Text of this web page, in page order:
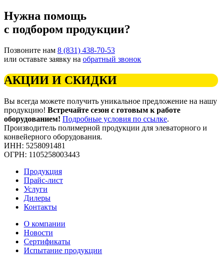
Нужна помощь
с подбором продукции?
Позвоните нам 8 (831) 438-70-53
или оставьте заявку на обратный звонок
АКЦИИ И СКИДКИ
Вы всегда можете получить уникальное предложение на нашу
продукцию! Встречайте сезон с готовым к работе
оборудованием! Подробные условия по ссылке.
Производитель полимерной продукции для элеваторного и
конвейерного оборудования.
ИНН: 5258091481
ОГРН: 1105258003443
Продукция
Прайс-лист
Услуги
Дилеры
Контакты
О компании
Новости
Сертификаты
Испытание продукции